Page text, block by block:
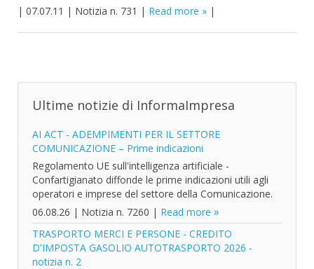
| 07.07.11 | Notizia n. 731 | Read more |
Ultime notizie di InformaImpresa
AI ACT - ADEMPIMENTI PER IL SETTORE
COMUNICAZIONE – Prime indicazioni
Regolamento UE sull'intelligenza artificiale -
Confartigianato diffonde le prime indicazioni utili agli
operatori e imprese del settore della Comunicazione.
06.08.26 | Notizia n. 7260 | Read more
TRASPORTO MERCI E PERSONE - CREDITO
D'IMPOSTA GASOLIO AUTOTRASPORTO 2026 -
notizia n. 2